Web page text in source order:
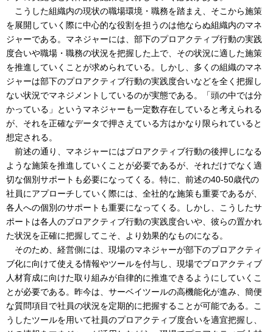
こうした組織内の現状の職場環境・職務を踏まえ、そこから施策
を展開していく際に中心的な役割を担うのは他ならぬ組織内のマネ
ジャーである。マネジャーには、部下のプロアクティブ行動の実践
度合いや職場・職務の状況を把握した上で、その状況に適した施策
を推進していくことが求められている。しかし、多くの組織のマネ
ジャーは部下のプロアクティブ行動の実践度合いなどを全く把握し
ない状況でマネジメントしているのが実態である。「頭の中では分
かっている」というマネジャーも一定数存在していると考えられる
が、それを正確なデータで押さえている方はかなり限られていると
想定される。
前述の通り、マネジャーにはプロアクティブ行動の後押しになる
ような施策を推進していくことが必要であるが、それだけでなく適
切な個別サポートも必要になってくる。特に、前述の40-50歳代の
社員にアプローチしていく際には、全社的な施策も重要であるが、
各人への個別のサポートも重要になってくる。しかし、こうしたサ
ポートは各人のプロアクティブ行動の実践度合いや、彼らの置かれ
た状況を正確に把握してこそ、より効果的なものになる。
そのため、経営側には、現場のマネジャーが部下のプロアクティ
ブ化に向けて使える情報やツールを付与し、現場でプロアクティブ
人材育成に向けた取り組みが自律的に推進できるようにしていくこ
とが必要である。昨今は、サーベイツールの高機能化が進み、簡便
な質問項目で社員の状況を定期的に把握することが可能である。こ
うしたツールを用いて社員のプロアクティブ度合いを適宜把握し、